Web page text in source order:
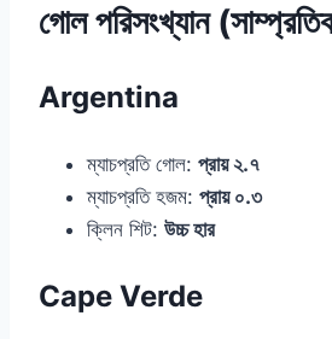
গোল পরিসংখ্যান
Argentina
ম্যাচপ্রতি গোল: প্রায় ২.৭
ম্যাচপ্রতি হজম: প্রায় ০.৩
ক্লিন শিট: উচ্চ হার
Cape Verde